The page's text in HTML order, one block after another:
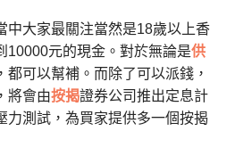
中大家最關注當然是18歲以上香
10000元的現金。對於無論是供
都可以幫補。而除了可以派錢，
將會由按揭證券公司推出定息計
力測試，為買家提供多一個按揭